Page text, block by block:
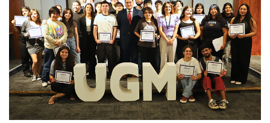
Biblioteca
UGM Online
Language Center
CIEO
Contacto y Horarios